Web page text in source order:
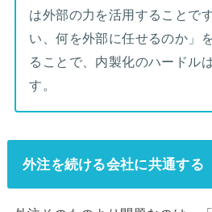
は外部の力を活用することで
い、何を外部に任せるのか」
ることで、内製化のハードル
す。
外注を続ける会社に共通する